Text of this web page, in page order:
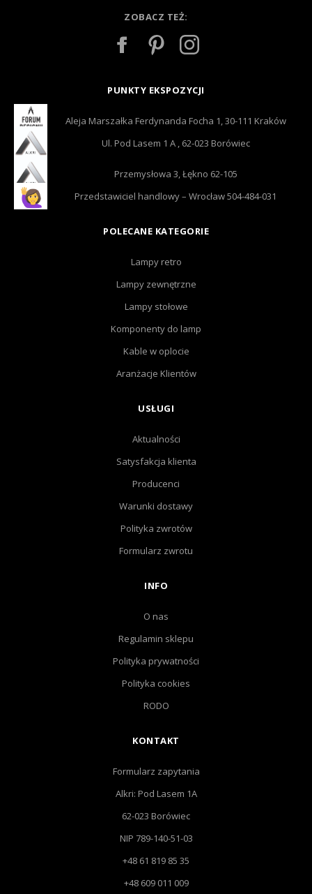
ZOBACZ TEŻ:
PUNKTY EKSPOZYCJI
Aleja Marszałka Ferdynanda Focha 1, 30-111 Kraków
Ul. Pod Lasem 1 A , 62-023 Borówiec
Przemysłowa 3, Łękno 62-105
Przedstawiciel handlowy – Wrocław 504-484-031
POLECANE KATEGORIE
Lampy retro
Lampy zewnętrzne
Lampy stołowe
Komponenty do lamp
Kable w oplocie
Aranżacje Klientów
USŁUGI
Aktualności
Satysfakcja klienta
Producenci
Warunki dostawy
Polityka zwrotów
Formularz zwrotu
INFO
O nas
Regulamin sklepu
Polityka prywatności
Polityka cookies
RODO
KONTAKT
Formularz zapytania
Alkri: Pod Lasem 1A
62-023 Borówiec
NIP 789-140-51-03
+48 61 819 85 35
+48 609 011 009